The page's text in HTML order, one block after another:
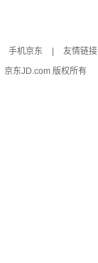
手机京东 友情链接
京东JD.com 版权所有